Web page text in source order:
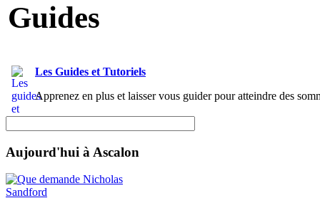
Guides
Les Guides et Tutoriels
Apprenez en plus et laisser vous guider pour atteindre des
Aujourd'hui à Ascalon